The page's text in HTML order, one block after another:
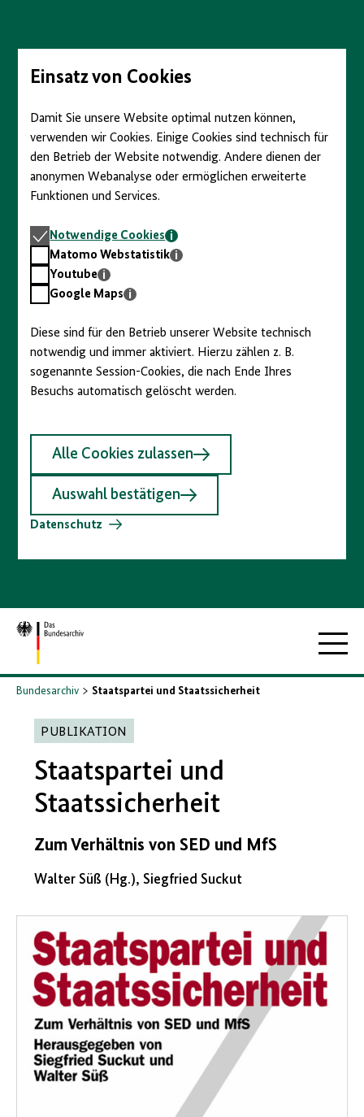
Seiteninhalt
springenEinsatz von Cookies
Damit Sie unsere Website optimal nutzen können,
verwenden wir Cookies. Einige Cookies sind technisch für
den Betrieb der Website notwendig. Andere dienen der
anonymen Webanalyse oder ermöglichen erweiterte
Funktionen und Services.
Notwendige
Cookies
Notwendige Cookies
Matomo
Webstatistik
Matomo Webstatistik
Youtube
Youtube
GoogleGoogle Maps
Diese sind für den Betrieb unserer Website technisch
notwendig und immer aktiviert. Hierzu zählen z. B.
sogenannte Session-Cookies, die nach Ende Ihres
Besuchs automatisch gelöscht werden.
Alle Cookies zulassen
Auswahl bestätigen
Datenschutz
Zur
Startseite
Bundesarchiv Staatspartei und Staatssicherheit
PUBLIKATION
Staatspartei und
Staatssicherheit
Zum Verhältnis von SED und MfS
Walter Süß (Hg.), Siegfried Suckut